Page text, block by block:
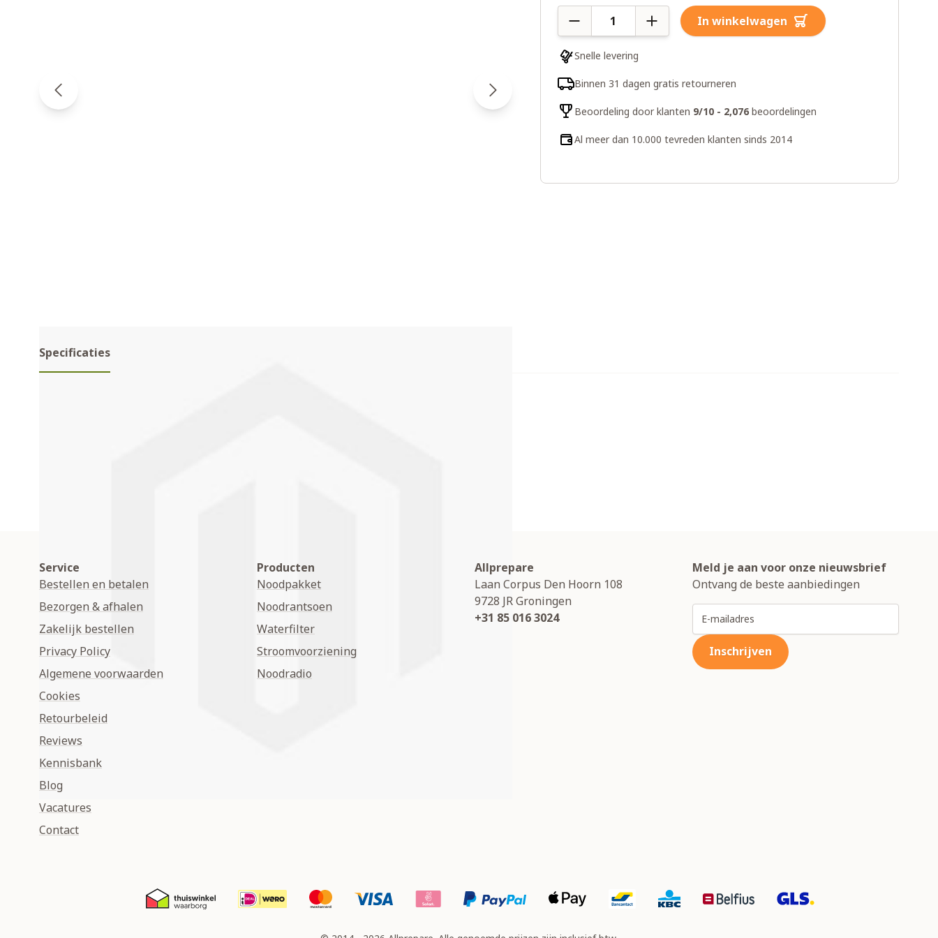
In winkelwagen
Snelle levering
Binnen 31 dagen gratis retourneren
Beoordeling door klanten 9/10 - 2,076beoordelingen
Al meer dan 10.000 tevreden klanten sinds 2014
Specificaties
Service
Bestellen en betalen
Bezorgen & afhalen
Zakelijk bestellen
Privacy Policy
Algemene voorwaarden
Cookies
Retourbeleid
Reviews
Kennisbank
Blog
Vacatures
Contact
Producten
Noodpakket
Noodrantsoen
Waterfilter
Stroomvoorziening
Noodradio
Allprepare
Laan Corpus Den Hoorn 108
9728 JRGroningen
+31 85 016 3024
Meld je aan voor onze nieuwsbrief
Ontvang de beste aanbiedingen
E-mailadres
Inschrijven